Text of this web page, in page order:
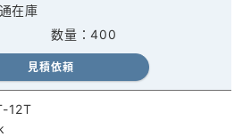
400
在庫
見積依頼
12T